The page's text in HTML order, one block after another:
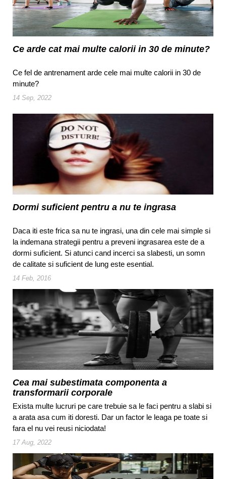
Ce arde cat mai multe calorii in 30 de minute?
Ce fel de antrenament arde cele mai multe calorii in 30 de
minute?
14 Sep, 2022
Dormi suficient pentru a nu te ingrasa
Daca iti este frica sa nu te ingrasi, una din cele mai simple si
la indemana strategii pentru a preveni ingrasarea este de a
dormi suficient. Si atunci cand incerci sa slabesti, un somn
de calitate si suficient de lung este esential.
14 Feb, 2016
Cea mai subestimata componenta a
transformarii corporale
Exista multe lucruri pe care trebuie sa le faci pentru a slabi si
a arata asa cum iti doresti. Dar un factor le leaga pe toate si
fara el nu vei reusi niciodata!
17 Aug, 2022